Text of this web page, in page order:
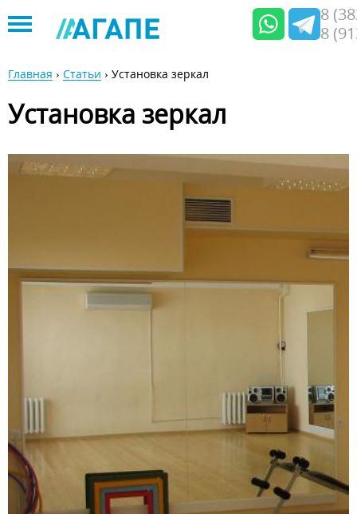
to
8
8
Вы
здесь
Главная › Статьи › Установка зеркал
Установка зеркал